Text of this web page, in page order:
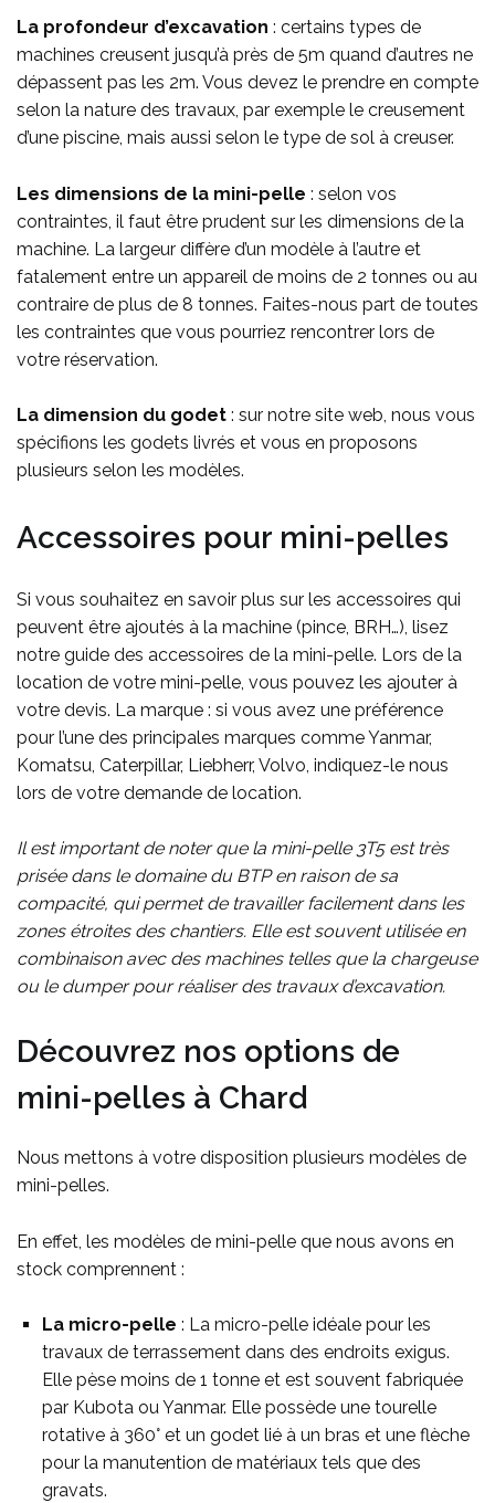
La profondeur d’excavation : certains types de
machines creusent jusqu’à près de 5m quand d’autres ne
dépassent pas les 2m. Vous devez le prendre en compte
selon la nature des travaux, par exemple le creusement
d’une piscine, mais aussi selon le type de sol à creuser.
Les dimensions de la mini-pelle : selon vos
contraintes, il faut être prudent sur les dimensions de la
machine. La largeur diffère d’un modèle à l’autre et
fatalement entre un appareil de moins de 2 tonnes ou au
contraire de plus de 8 tonnes. Faites-nous part de toutes
les contraintes que vous pourriez rencontrer lors de
votre réservation.
La dimension du godet : sur notre site web, nous vous
spécifions les godets livrés et vous en proposons
plusieurs selon les modèles.
Accessoires pour mini-pelles
Si vous souhaitez en savoir plus sur les accessoires qui
peuvent être ajoutés à la machine (pince, BRH…), lisez
notre guide des accessoires de la mini-pelle. Lors de la
location de votre mini-pelle, vous pouvez les ajouter à
votre devis. La marque : si vous avez une préférence
pour l’une des principales marques comme Yanmar,
Komatsu, Caterpillar, Liebherr, Volvo, indiquez-le nous
lors de votre demande de location.
Il est important de noter que la mini-pelle 3T5 est très
prisée dans le domaine du BTP en raison de sa
compacité, qui permet de travailler facilement dans les
zones étroites des chantiers. Elle est souvent utilisée en
combinaison avec des machines telles que la chargeuse
ou le dumper pour réaliser des travaux d’excavation.
Découvrez nos options de
mini-pelles à Chard
Nous mettons à votre disposition plusieurs modèles de
mini-pelles.
En effet, les modèles de mini-pelle que nous avons en
stock comprennent :
La micro-pelle : La micro-pelle idéale pour les
travaux de terrassement dans des endroits exigus.
Elle pèse moins de 1 tonne et est souvent fabriquée
par Kubota ou Yanmar. Elle possède une tourelle
rotative à 360° et un godet lié à un bras et une flèche
pour la manutention de matériaux tels que des
gravats.